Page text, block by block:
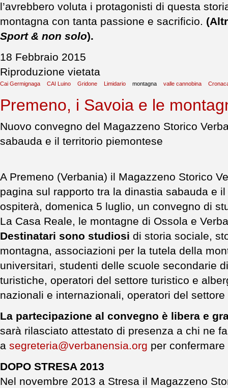
l’avrebbero voluta i protagonisti di questa
montagna con tanta passione e sacrificio.
Sport & non solo).
18 Febbraio 2015
Riproduzione vietata
Cai Germignaga CAI Luino Gridone Limidario montagna valle cannobina
Premeno, i Savoia e le
Nuovo convegno del Magazzeno Storico
sabauda e il territorio piemontese
A Premeno (Verbania) il Magazzeno Storico
pagina sul rapporto tra la dinastia sabauda e
ospiterà, domenica 5 luglio, un convegno di
La Casa Reale, le montagne di Ossola e
Destinatari sono studiosi di storia sociale,
montagna, associazioni per la tutela della
universitari, studenti delle scuole secondarie
turistiche, operatori del settore turistico e
nazionali e internazionali, operatori del
La partecipazione al convegno è libera e
sarà rilasciato attestato di presenza a chi ne
a segreteria@verbanensia.org per
DOPO STRESA 2013
Nel novembre 2013 a Stresa il Magazzeno